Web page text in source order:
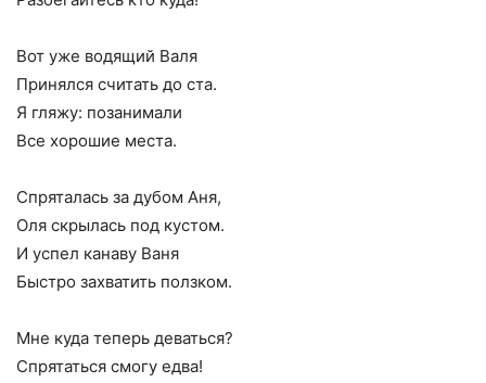
Вот уже водящий Валя
Принялся считать до ста.
Я гляжу: позанимали
Все хорошие места.
Спряталась за дубом Аня,
Оля скрылась под кустом.
И успел канаву Ваня
Быстро захватить ползком.
Мне куда теперь деваться?
Спрятаться смогу едва!